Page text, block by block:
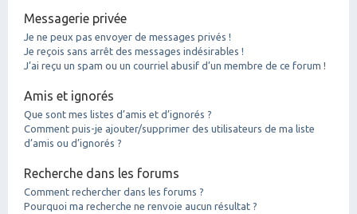
Messagerie privée
Je ne peux pas envoyer de messages privés !
Je reçois sans arrêt des messages indésirables !
J’ai reçu un spam ou un courriel abusif d’un membre de ce forum !
Amis et ignorés
Que sont mes listes d’amis et d’ignorés ?
Comment puis-je ajouter/supprimer des utilisateurs de ma liste
d’amis ou d’ignorés ?
Recherche dans les forums
Comment rechercher dans les forums ?
Pourquoi ma recherche ne renvoie aucun résultat ?